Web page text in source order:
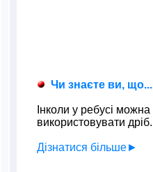
Чи знаєте ви, що...
Інколи у ребусі можна
використовувати дріб.
Дізнатися більше►